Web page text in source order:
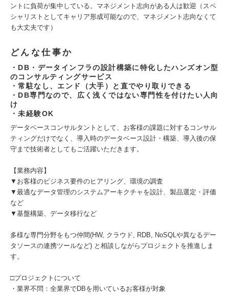
ントに負荷が集中している。マネジメント志向がある人は歓迎（スペ
シャリストとしてキャリア形成可能なので、マネジメント志向なくて
も大丈夫です）
どんな仕事か
・DB・データインフラの設計構築に特化したハンズオン型
のコンサルティングサービス
・常駐なし、エンド（大手）と直でやり取りできる
・DB専門なので、広く浅くではない専門性を付けたい人向
け
・未経験OK
データベースコンサルタントとして、お客様の課題に対するコンサル
ティングだけでなく、導入時のデータベース設計・構築、導入後の保
守まで技術者としてもご活躍いただきます。
【業務内容】
▼お客様のビジネス要件のヒアリング、環境の調査
▼最適なデータ管理のシステムアーキクチャを設計、製品選定・評価
など
▼基盤構築、データ移行など
多様な専門分野をもつ仲間(HW, クラウド, RDB, NoSQLや異なるデー
タソースの連携ツールなど) と相談しながらプロジェクトを推進しま
す。
□プロジェクトについて
・業界不問：全業界でDBを用いているお客様が対象